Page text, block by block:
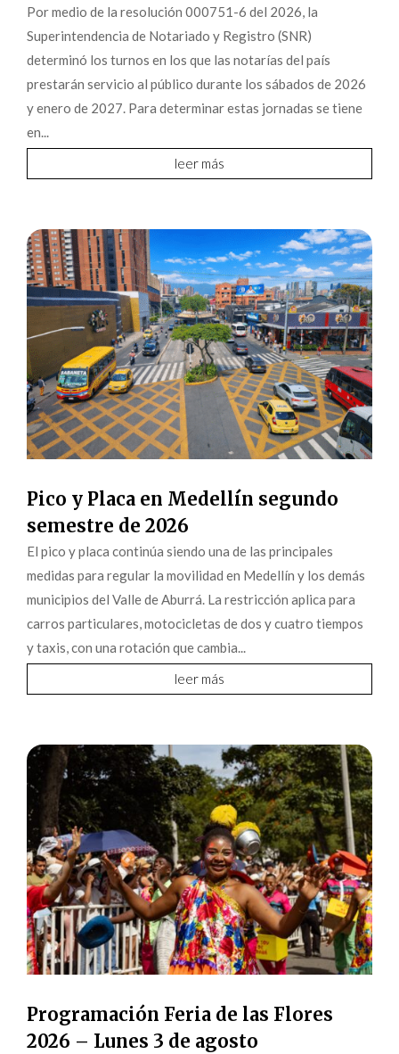
Por medio de la resolución 000751-6 del 2026, la
Superintendencia de Notariado y Registro (SNR)
determinó los turnos en los que las notarías del país
prestarán servicio al público durante los sábados de 2026
y enero de 2027. Para determinar estas jornadas se tiene
en...
leer más
Pico y Placa en Medellín segundo
semestre de 2026
El pico y placa continúa siendo una de las principales
medidas para regular la movilidad en Medellín y los demás
municipios del Valle de Aburrá. La restricción aplica para
carros particulares, motocicletas de dos y cuatro tiempos
y taxis, con una rotación que cambia...
leer más
Programación Feria de las Flores
2026 – Lunes 3 de agosto